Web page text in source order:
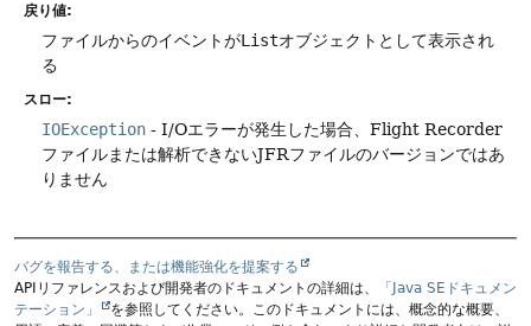
戻り値:
ファイルからのイベントがListオブジェクトとして表示され
る
スロー:
IOException - I/Oエラーが発生した場合、Flight Recorder
ファイルまたは解析できないJFRファイルのバージョンではあ
りません
バグを報告する、または機能強化を提案する
APIリファレンスおよび開発者のドキュメントの詳細は、
「Java SEドキュメン
テーション」
を参照してください。このドキュメントには、概念的な概要、